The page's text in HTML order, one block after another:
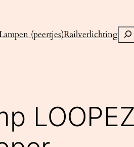
(peertjes)Railverlichting